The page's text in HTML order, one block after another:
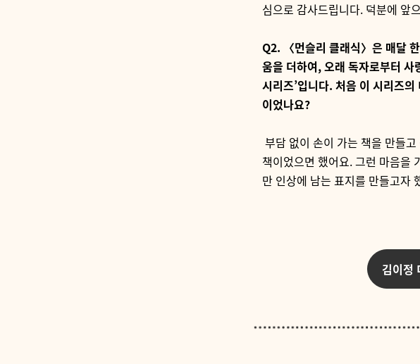
심으로 감사드립니다. 덕분에 앞
Q2. 〈먼슬리 클래식〉은 매달
움을 더하여,오래 독자로부터 사
시리즈’입니다. 처음 이 시리즈의
이었나요?
부담 없이 손이 가는 책을 만들고
책이었으면 했어요.그런 마음을
만 인상에 남는 표지를 만들고자
김이정